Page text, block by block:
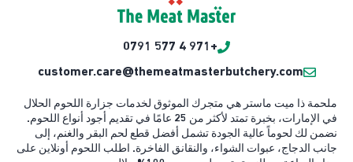
+971 4 577 0791
customer.care@themeatmasterbutchery.com
ملحمة ذا ميت ماستر هي متجرك الموثوق لخدمات جزارة اللحوم الحلال
في الإمارات، بخبرة تمتد لأكثر من 25 عامًا في تقديم أجود أنواع اللحوم.
نضمن لك لحوماً عالية الجودة تشمل أفضل قطع لحم البقر والغنم، إلى
جانب الدجاج، عبوات الشواء، والنقانق الفاخرة. اطلب اللحوم أونلاين على